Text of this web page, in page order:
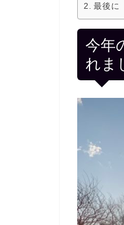
最後に
今年
れま